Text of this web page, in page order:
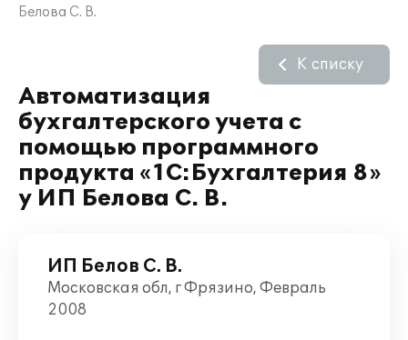
Белова С. В.
Автоматизация
бухгалтерского учета с
помощью программного
продукта «1С:Бухгалтерия 8»
у ИП Белова С. В.
К списку
ИП Белов С. В.
Московская обл, г Фрязино, Февраль
2008